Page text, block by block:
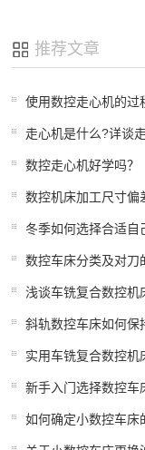
推荐文章
使用数控走心机的过
数控走心机好学吗？
数控机床加工尺寸偏
冬季如何选择合适自
数控车床分类及对刀
浅谈车铣复合数控机
斜轨数控车床如何保
实用车铣复合数控机
新手入门选择数控车
如何确定小数控车床